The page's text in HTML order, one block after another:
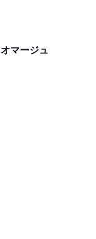
マージュ